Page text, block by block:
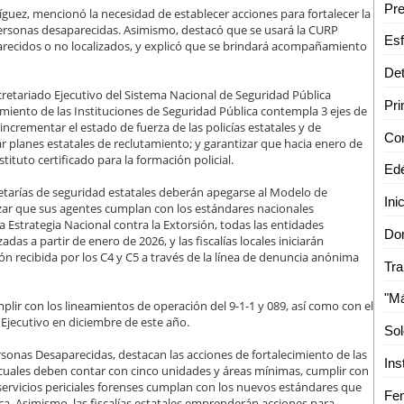
mencionó la necesidad de establecer acciones para fortalecer la
desaparecidas. Asimismo, destacó que se usará la CURP
o no localizados, y explicó que se brindará acompañamiento
Ejecutivo del Sistema Nacional de Seguridad Pública
de las Instituciones de Seguridad Pública contempla 3 ejes de
el estado de fuerza de las policías estatales y de
estatales de reclutamiento; y garantizar que hacia enero de
certificado para la formación policial.
de seguridad estatales deberán apegarse al Modelo de
que sus agentes cumplan con los estándares nacionales
Estrategia Nacional contra la Extorsión, todas las entidades
a partir de enero de 2026, y las fiscalías locales iniciarán
recibida por los C4 y C5 a través de la línea de denuncia anónima
con los lineamientos de operación del 9-1-1 y 089, así como con el
en diciembre de este año.
Desaparecidas, destacan las acciones de fortalecimiento de las
deben contar con cinco unidades y áreas mínimas, cumplir con
periciales forenses cumplan con los nuevos estándares que